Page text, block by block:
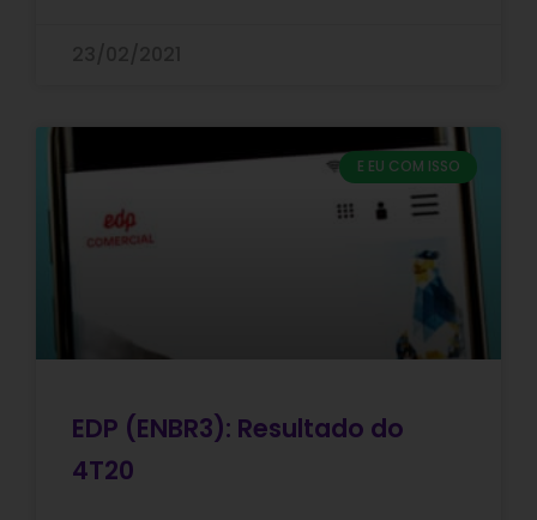
E EU COM ISSO
EDP (ENBR3): Resultado do
4T20